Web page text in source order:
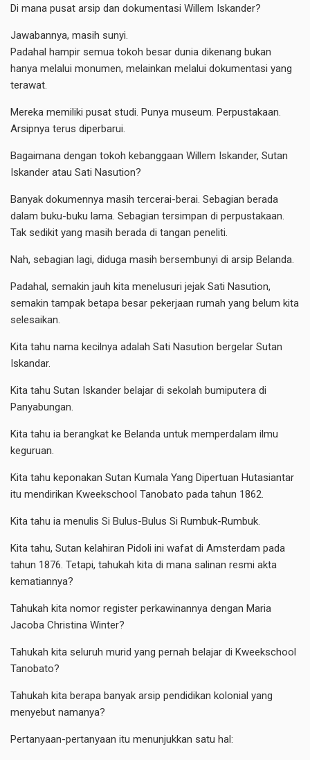
Di mana pusat arsip dan dokumentasi Willem Iskander?
Jawabannya, masih sunyi.
Padahal hampir semua tokoh besar dunia dikenang bukan
hanya melalui monumen, melainkan melalui dokumentasi yang
terawat.
Mereka memiliki pusat studi. Punya museum. Perpustakaan.
Arsipnya terus diperbarui.
Bagaimana dengan tokoh kebanggaan Willem Iskander, Sutan
Iskander atau Sati Nasution?
Banyak dokumennya masih tercerai-berai. Sebagian berada
dalam buku-buku lama. Sebagian tersimpan di perpustakaan.
Tak sedikit yang masih berada di tangan peneliti.
Nah, sebagian lagi, diduga masih bersembunyi di arsip Belanda.
Padahal, semakin jauh kita menelusuri jejak Sati Nasution,
semakin tampak betapa besar pekerjaan rumah yang belum kita
selesaikan.
Kita tahu nama kecilnya adalah Sati Nasution bergelar Sutan
Iskandar.
Kita tahu Sutan Iskander belajar di sekolah bumiputera di
Panyabungan.
Kita tahu ia berangkat ke Belanda untuk memperdalam ilmu
keguruan.
Kita tahu keponakan Sutan Kumala Yang Dipertuan Hutasiantar
itu mendirikan Kweekschool Tanobato pada tahun 1862.
Kita tahu ia menulis Si Bulus-Bulus Si Rumbuk-Rumbuk.
Kita tahu, Sutan kelahiran Pidoli ini wafat di Amsterdam pada
tahun 1876. Tetapi, tahukah kita di mana salinan resmi akta
kematiannya?
Tahukah kita nomor register perkawinannya dengan Maria
Jacoba Christina Winter?
Tahukah kita seluruh murid yang pernah belajar di Kweekschool
Tanobato?
Tahukah kita berapa banyak arsip pendidikan kolonial yang
menyebut namanya?
Pertanyaan-pertanyaan itu menunjukkan satu hal: